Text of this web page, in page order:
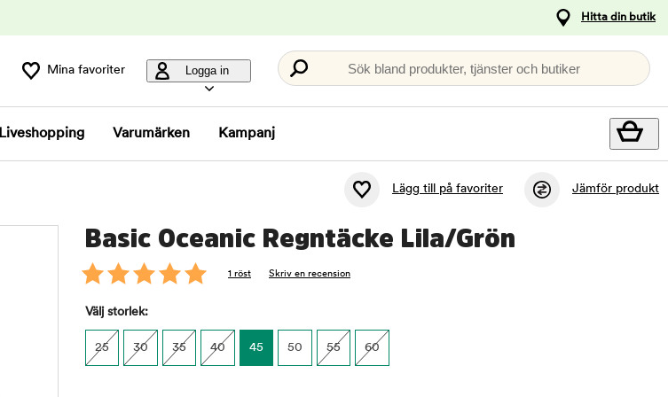
Hitta din butik
Mina favoriter Logga in Sök bland produkter, tjänster och butiker
Liveshopping Varumärken Kampanj
Lägg till på favoriter Jämför produkt
Basic Oceanic Regntäcke Lila/Grön
1 röst Skriv en recension
Välj storlek:
25 30 35 40 45 50 55 60